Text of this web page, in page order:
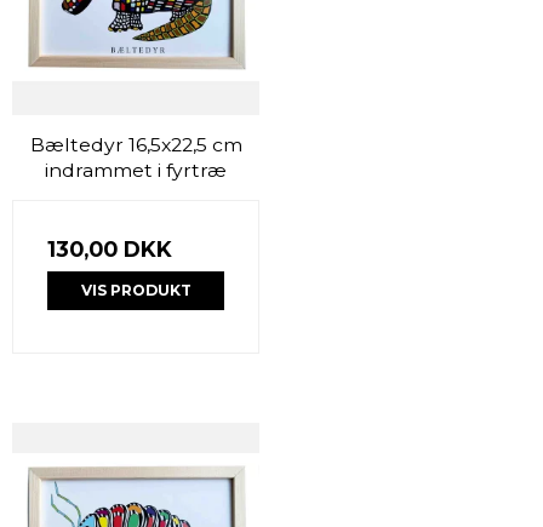
Bæltedyr 16,5x22,5 cm
indrammet i fyrtræ
130,00 DKK
VIS PRODUKT